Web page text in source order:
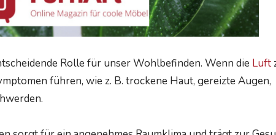
Rolle für unser Wohlbefinden. Wenn die Luft
führen, wie z. B. trockene Haut, gereizte Augen,